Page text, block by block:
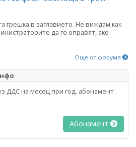
грешка в заглавието. Не виждам как
да го оправят, ако
Още от форума
ДДС на месец при год. абонамент
Абонамент